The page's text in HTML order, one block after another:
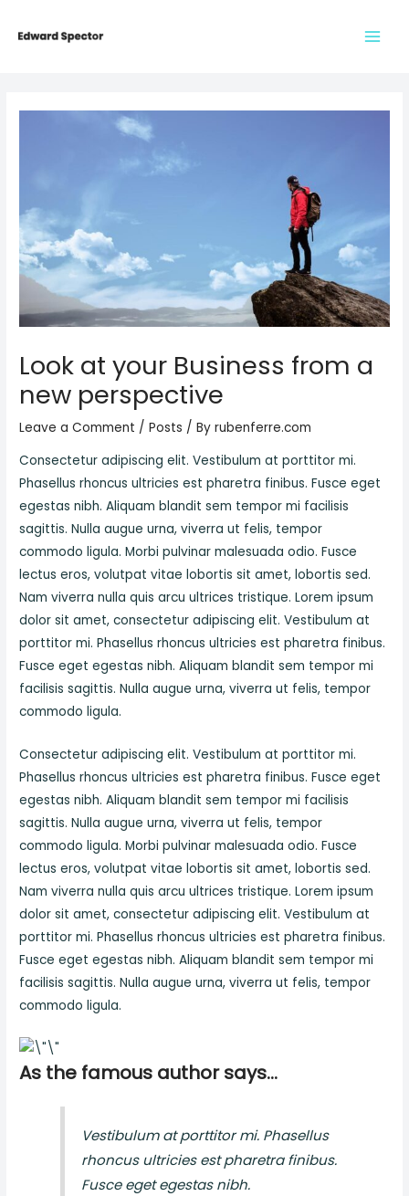
Look at your Business from a
new perspective
Leave a Comment /Posts / Byrubenferre.com
Consectetur adipiscing elit. Vestibulum at porttitor mi.
Phasellus rhoncus ultricies est pharetra finibus. Fusce eget
egestas nibh. Aliquam blandit sem tempor mi facilisis
sagittis. Nulla augue urna, viverra ut felis, tempor
commodo ligula. Morbi pulvinar malesuada odio. Fusce
lectus eros, volutpat vitae lobortis sit amet, lobortis sed.
Nam viverra nulla quis arcu ultrices tristique. Lorem ipsum
dolor sit amet, consectetur adipiscing elit. Vestibulum at
porttitor mi. Phasellus rhoncus ultricies est pharetra finibus.
Fusce eget egestas nibh. Aliquam blandit sem tempor mi
facilisis sagittis. Nulla augue urna, viverra ut felis, tempor
commodo ligula.
Consectetur adipiscing elit. Vestibulum at porttitor mi.
Phasellus rhoncus ultricies est pharetra finibus. Fusce eget
egestas nibh. Aliquam blandit sem tempor mi facilisis
sagittis. Nulla augue urna, viverra ut felis, tempor
commodo ligula. Morbi pulvinar malesuada odio. Fusce
lectus eros, volutpat vitae lobortis sit amet, lobortis sed.
Nam viverra nulla quis arcu ultrices tristique. Lorem ipsum
dolor sit amet, consectetur adipiscing elit. Vestibulum at
porttitor mi. Phasellus rhoncus ultricies est pharetra finibus.
Fusce eget egestas nibh. Aliquam blandit sem tempor mi
facilisis sagittis. Nulla augue urna, viverra ut felis, tempor
commodo ligula.
As the famous author says…
Vestibulum at porttitor mi. Phasellus
rhoncus ultricies est pharetra finibus.
Fusce eget egestas nibh.